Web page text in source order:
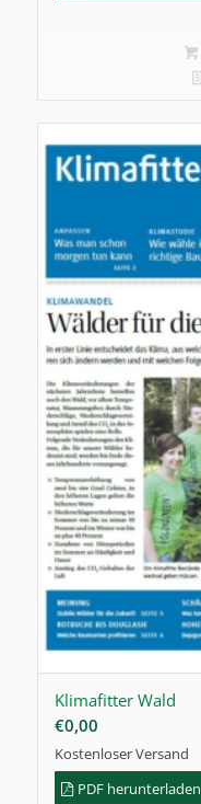
Klimafitter Wald
€0,00
Kostenloser Versand
PDF herunterladen